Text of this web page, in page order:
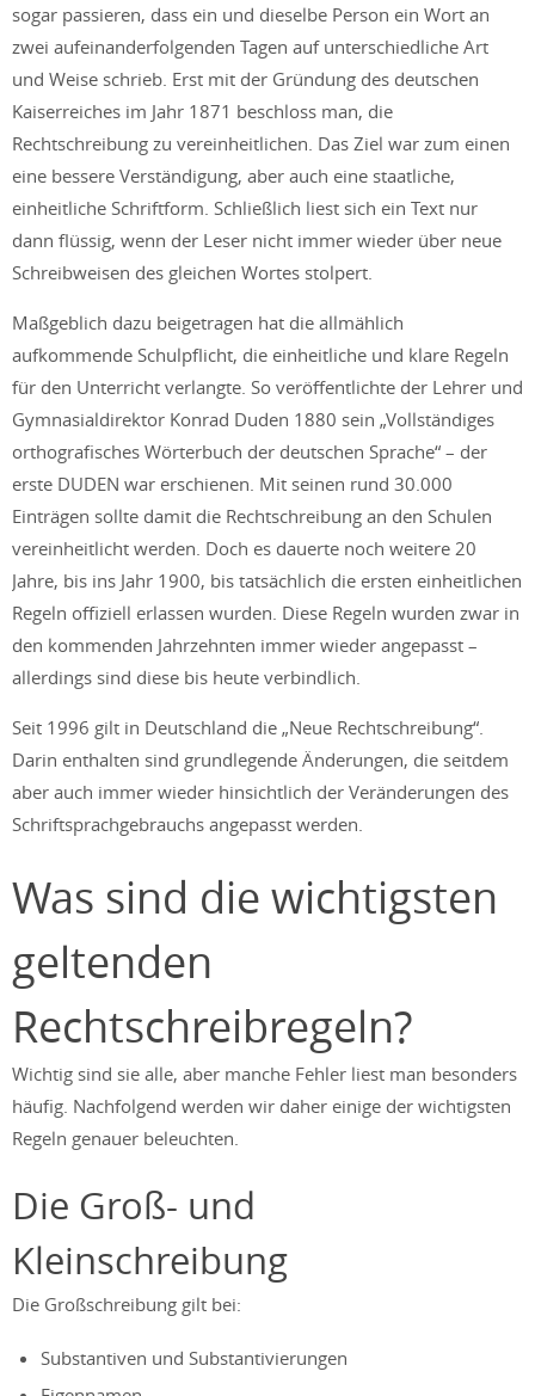
sogar passieren, dass ein und dieselbe Person ein Wort an
zwei aufeinanderfolgenden Tagen auf unterschiedliche Art
und Weise schrieb. Erst mit der Gründung des deutschen
Kaiserreiches im Jahr 1871 beschloss man, die
Rechtschreibung zu vereinheitlichen. Das Ziel war zum einen
eine bessere Verständigung, aber auch eine staatliche,
einheitliche Schriftform. Schließlich liest sich ein Text nur
dann flüssig, wenn der Leser nicht immer wieder über neue
Schreibweisen des gleichen Wortes stolpert.
Maßgeblich dazu beigetragen hat die allmählich
aufkommende Schulpflicht, die einheitliche und klare Regeln
für den Unterricht verlangte. So veröffentlichte der Lehrer und
Gymnasialdirektor Konrad Duden 1880 sein „Vollständiges
orthografisches Wörterbuch der deutschen Sprache“ – der
erste DUDEN war erschienen. Mit seinen rund 30.000
Einträgen sollte damit die Rechtschreibung an den Schulen
vereinheitlicht werden. Doch es dauerte noch weitere 20
Jahre, bis ins Jahr 1900, bis tatsächlich die ersten einheitlichen
Regeln offiziell erlassen wurden. Diese Regeln wurden zwar in
den kommenden Jahrzehnten immer wieder angepasst –
allerdings sind diese bis heute verbindlich.
Seit 1996 gilt in Deutschland die „Neue Rechtschreibung“.
Darin enthalten sind grundlegende Änderungen, die seitdem
aber auch immer wieder hinsichtlich der Veränderungen des
Schriftsprachgebrauchs angepasst werden.
Was sind die wichtigsten
geltenden
Rechtschreibregeln?
Wichtig sind sie alle, aber manche Fehler liest man besonders
häufig. Nachfolgend werden wir daher einige der wichtigsten
Regeln genauer beleuchten.
Die Groß- und
Kleinschreibung
Die Großschreibung gilt bei:
Substantiven und Substantivierungen